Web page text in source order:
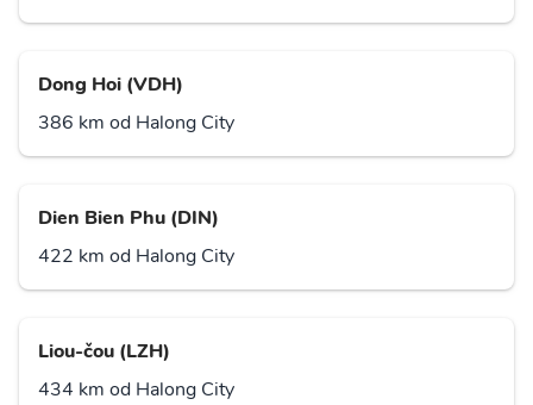
Dong Hoi (VDH)
386 km od Halong City
Dien Bien Phu (DIN)
422 km od Halong City
Liou-čou (LZH)
434 km od Halong City